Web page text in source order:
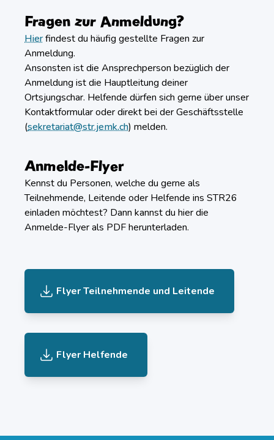
Fragen zur Anmeldung?
Hierfindest du häufig gestellte Fragen zur
Anmeldung.
Ansonsten ist die Ansprechperson bezüglich der
Anmeldung ist die Hauptleitung deiner
Ortsjungschar. Helfende dürfen sich gerne über unser
Kontaktformular oder direkt bei der Geschäftsstelle
(sekretariat@str.jemk.ch) melden.
Anmelde-Flyer
Kennst du Personen, welche du gerne als
Teilnehmende, Leitende oder Helfende ins STR26
einladen möchtest? Dann kannst du hier die
Anmelde-Flyer als PDF herunterladen.
Flyer Teilnehmende und Leitende
Flyer Helfende